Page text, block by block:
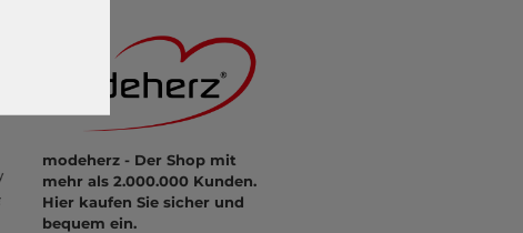
modeherz - Der Shop mit
mehr als 2.000.000 Kunden.
Hier kaufen Sie sicher und
bequem ein.